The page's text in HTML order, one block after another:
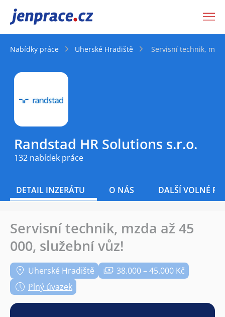
JenPráce.cz
Nabídky práce Uherské Hradiště Servisní technik,
Randstad HR Solutions s.r.o.
132 nabídek práce
DETAIL INZERÁTU O NÁS DALŠÍ VOLNÉ
Servisní technik, mzda až 45
000, služební vůz!
Uherské Hradiště
38.000 – 45.000 Kč
Plný úvazek